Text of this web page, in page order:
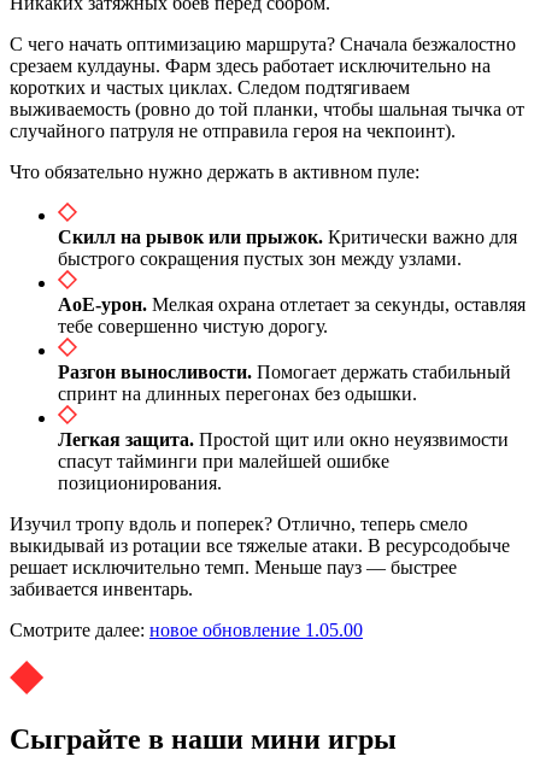
С чего начать оптимизацию маршрута? Сначала безжалостно
срезаем кулдауны. Фарм здесь работает исключительно на
коротких и частых циклах. Следом подтягиваем
выживаемость (ровно до той планки, чтобы шальная тычка от
случайного патруля не отправила героя на чекпоинт).
Что обязательно нужно держать в активном пуле:
Скилл на рывок или прыжок. Критически важно для
быстрого сокращения пустых зон между узлами.
AoE-урон. Мелкая охрана отлетает за секунды, оставляя
тебе совершенно чистую дорогу.
Разгон выносливости. Помогает держать стабильный
спринт на длинных перегонах без одышки.
Легкая защита. Простой щит или окно неуязвимости
спасут тайминги при малейшей ошибке
позиционирования.
Изучил тропу вдоль и поперек? Отлично, теперь смело
выкидывай из ротации все тяжелые атаки. В ресурсодобыче
решает исключительно темп. Меньше пауз — быстрее
забивается инвентарь.
Смотрите далее: новое обновление 1.05.00
Сыграйте в наши мини игры